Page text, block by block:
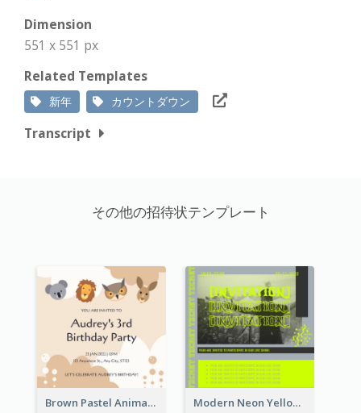
Dimension
551 x 551 px
Related Templates
新年 カウントダウン
Transcript
その他の招待状テンプレート
Brown Pastel Animals Cartoon Baby Birthday Invitation Modern Neon Yellow Live Band Invitation Design Idea